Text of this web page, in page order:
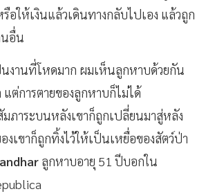
อให้เงินแล้วเดินทางกลับไปเอง แล้วถูก
อื่น
งานที่โหดมาก ผมเห็นลูกหาบด้วยกัน
ต่การตายของลูกหาบก็ไม่ได้
ภาระบนหลังเขาก็ถูกเปลี่ยนมาสู่หลัง
งเขาก็ถูกทิ้งไว้ให้เป็นเหยื่อของสัตว์ป่า
ลูกหาบอายุ 51 ปีบอกใน